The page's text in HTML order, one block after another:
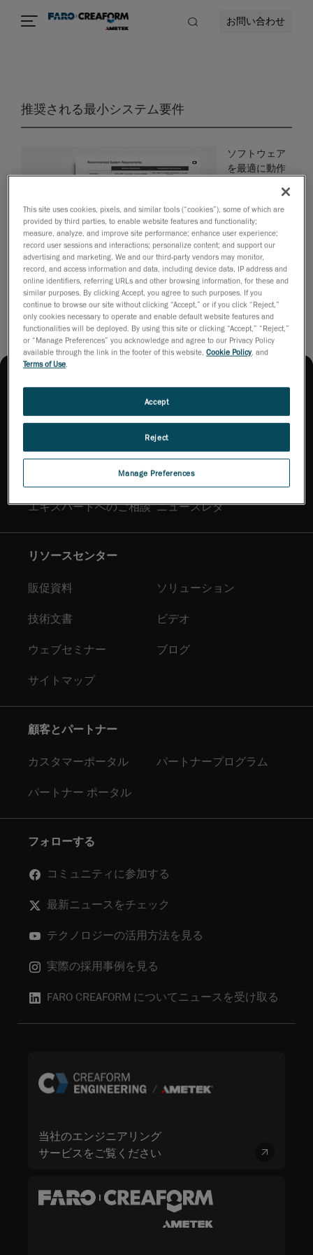
お問い合わせ
推奨される最小システム要件
ソフトウェア
を最適に動作
必要な最小シ
ステム要件を
以下に示しま
す。
PDFをダウンロードする
デモのご依頼
エキスパートへのご相談 ニュースレタ
リソースセンター
販促資料 ソリューション
技術文書 ビデオ
ウェブセミナー ブログ
サイトマップ
顧客とパートナー
カスタマーポータル パートナープログラム
パートナー ポータル
フォローする
コミュニティに参加する
最新ニュースをチェック
テクノロジーの活用方法を見る
実際の採用事例を見る
FARO CREAFORM についてニュースを受け取る
当社のエンジニアリング
サービスをご覧ください
This site uses cookies, pixels, and similar tools (“cookies”), some of which are
provided by third parties, to enable website features and functionality;
measure, analyze, and improve site performance; enhance user experience;
record user sessions and interactions; personalize content; and support our
advertising and marketing. We and our third-party vendors may monitor,
record, and access information and data, including device data, IP address and
online identifiers, referring URLs and other browsing information, for these and
similar purposes. By clicking Accept, you agree to such purposes. If you
continue to browse our site without clicking “Accept,” or if you click “Reject,”
only cookies necessary to operate and enable default website features and
functionalities will be deployed. By using this site or clicking “Accept,” “Reject,”
or “Manage Preferences” you acknowledge and agree to our Privacy Policy
available through the link in the footer of this website,Cookie Policy, and
Terms of Use
Manage Preferences
Reject
Accept